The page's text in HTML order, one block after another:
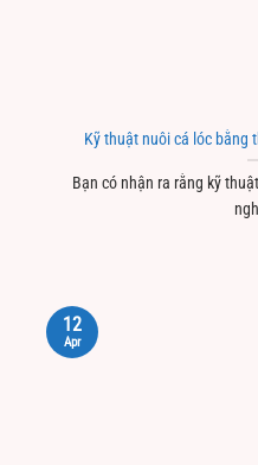
Kỹ thuật nuôi cá lóc bằng
Bạn có nhận ra rằng kỹ
12
Apr